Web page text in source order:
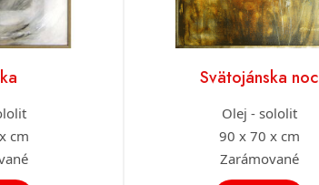
cm
Svätojánska noc
Olej - sololit
90 x 70 x cm
Zarámované